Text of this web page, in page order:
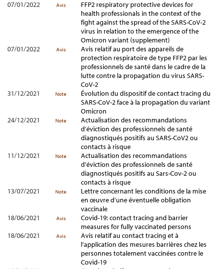
07/01/2022
Avis
FFP2 respiratory protective devices for
health professionals in the context of the
fight against the spread of the SARS-CoV-2
virus in relation to the emergence of the
Omicron variant (supplement)
07/01/2022
Avis
Avis relatif au port des appareils de
protection respiratoire de type FFP2 par les
professionnels de santé dans le cadre de la
lutte contre la propagation du virus SARS-
CoV-2
31/12/2021
Note
Évolution du dispositif de contact tracing du
SARS-CoV-2 face à la propagation du variant
Omicron
24/12/2021
Note
Actualisation des recommandations
d'éviction des professionnels de santé
diagnostiqués positifs au SARS-CoV2 ou
contacts à risque
11/12/2021
Note
Actualisation des recommandations
d'éviction des professionnels de santé
diagnostiqués positifs au Sars-Cov-2 ou
contacts à risque
13/07/2021
Note
Lettre concernant les conditions de la mise
en œuvre d’une éventuelle obligation
vaccinale
18/06/2021
Avis
Covid-19: contact tracing and barrier
measures for fully vaccinated persons
18/06/2021
Avis
Avis relatif au contact tracing et à
l’application des mesures barrières chez les
personnes totalement vaccinées contre le
Covid-19